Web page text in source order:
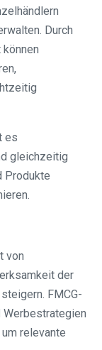
Durch
es
gleichzeitig
Produkte
von
der
FMCG-
Werbestrategien
relevante